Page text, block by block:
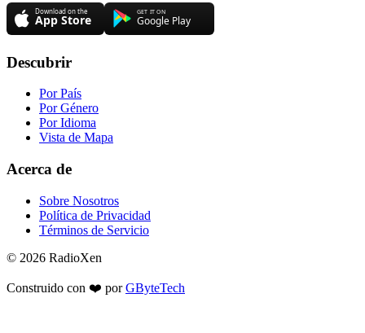
Descubrir
Por País
Por Género
Por Idioma
Vista de Mapa
Acerca de
Sobre Nosotros
Política de Privacidad
Términos de Servicio
© 2026 RadioXen
Construido con ❤️ porGByteTech